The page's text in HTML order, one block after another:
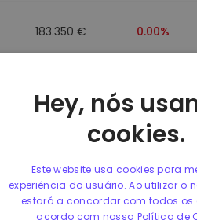
183.350 € 0.00%
0.865673 € -0.10%
Hey, nós
cookies.
Este website usa cookies para
experiência do usuário. Ao utilizar o
estará a concordar com todos os
acordo com nossa Política de